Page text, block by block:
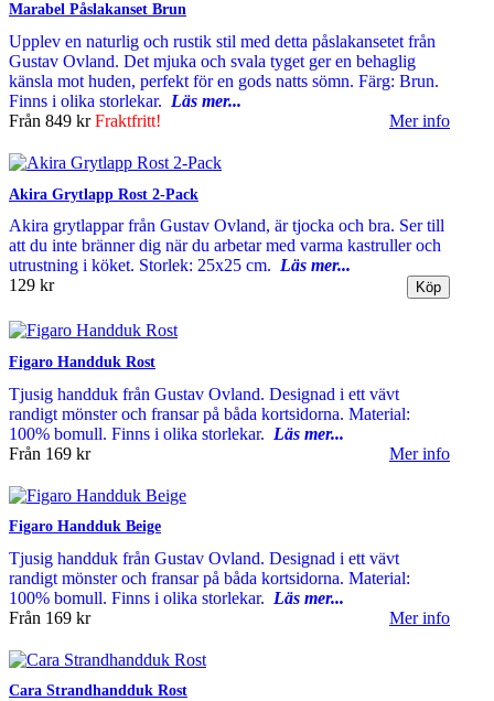
Marabel Påslakanset Brun
Upplev en naturlig och rustik stil med detta påslakansetet från
Gustav Ovland. Det mjuka och svala tyget ger en behaglig
känsla mot huden, perfekt för en gods natts sömn. Färg: Brun.
Finns i olika storlekar. Läs mer...
Från 849 krFraktfritt! Mer info
Akira Grytlapp Rost 2-Pack
Akira grytlappar från Gustav Ovland, är tjocka och bra. Ser till
att du inte bränner dig när du arbetar med varma kastruller och
utrustning i köket. Storlek: 25x25 cm. Läs mer...
129 kr
Figaro Handduk Rost
Tjusig handduk från Gustav Ovland. Designad i ett vävt
randigt mönster och fransar på båda kortsidorna. Material:
100% bomull. Finns i olika storlekar. Läs mer...
Från 169 kr Mer info
Figaro Handduk Beige
Tjusig handduk från Gustav Ovland. Designad i ett vävt
randigt mönster och fransar på båda kortsidorna. Material:
100% bomull. Finns i olika storlekar. Läs mer...
Från 169 kr Mer info
Cara Strandhandduk Rost